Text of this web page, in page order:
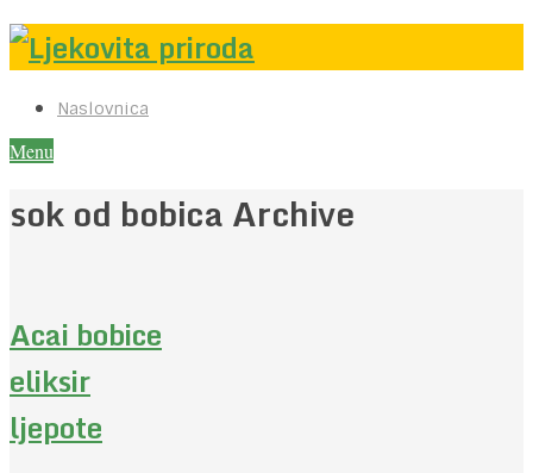
Naslovnica
Menu
sok od bobica Archive
Acai bobice
eliksir
ljepote